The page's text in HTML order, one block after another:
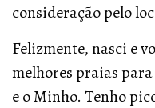
consideração pelo
Felizmente, nasci e
melhores praias
e o Minho. Tenho